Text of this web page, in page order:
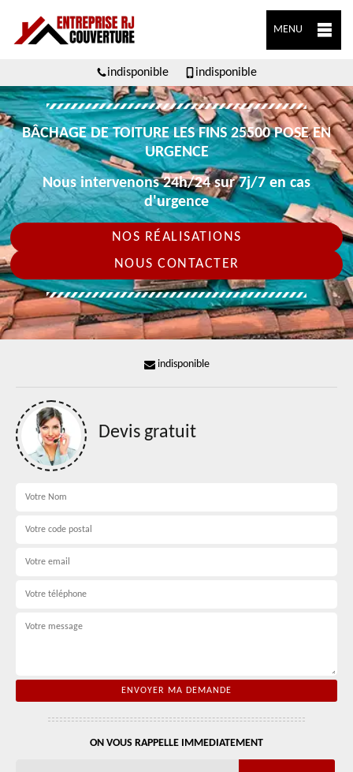
MENU
indisponible indisponible
BÂCHAGE DE TOITURE LES FINS 25500 POSE EN
URGENCE
Nous intervenons 24h/24 sur 7j/7 en cas
d'urgence
NOS RÉALISATIONS
NOUS CONTACTER
indisponible
Devis gratuit
ON VOUS RAPPELLE IMMEDIATEMENT